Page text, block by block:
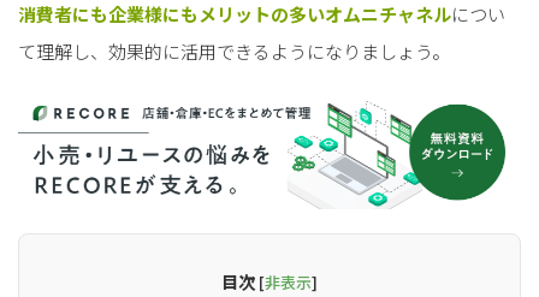
消費者にも企業様にもメリットの多いオムニチャネルについ
て理解し、効果的に活用できるようになりましょう。
目次 [非表示]